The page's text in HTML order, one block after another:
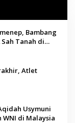
Bambang
Tanah di
Atlet
Usymuni
WNI di Malaysia